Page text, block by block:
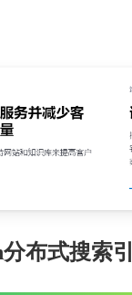
布式搜索